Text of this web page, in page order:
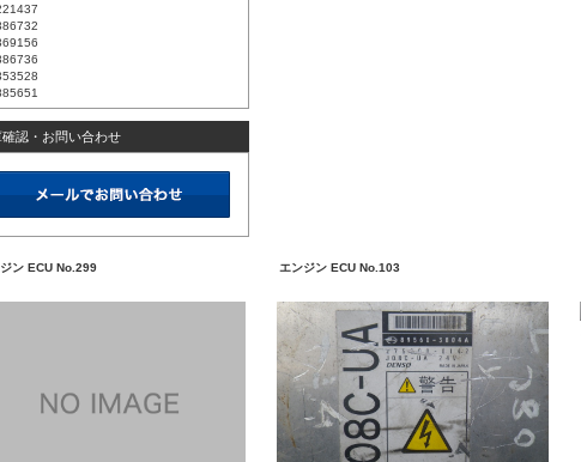
確認・お問い合わせ
ン ECU No.299 エンジン ECU No.103